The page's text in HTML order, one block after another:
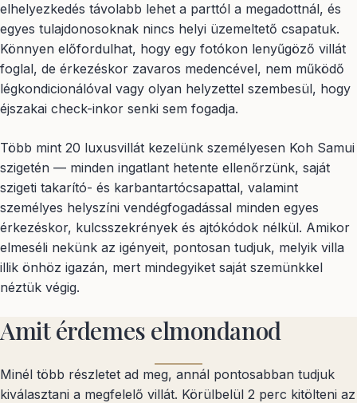
elhelyezkedés távolabb lehet a parttól a megadottnál, és
egyes tulajdonosoknak nincs helyi üzemeltető csapatuk.
Könnyen előfordulhat, hogy egy fotókon lenyűgöző villát
foglal, de érkezéskor zavaros medencével, nem működő
légkondicionálóval vagy olyan helyzettel szembesül, hogy
éjszakai check-inkor senki sem fogadja.
Több mint 20 luxusvillát kezelünk személyesen Koh Samui
szigetén — minden ingatlant hetente ellenőrzünk, saját
szigeti takarító- és karbantartócsapattal, valamint
személyes helyszíni vendégfogadással minden egyes
érkezéskor, kulcsszekrények és ajtókódok nélkül. Amikor
elmeséli nekünk az igényeit, pontosan tudjuk, melyik villa
illik önhöz igazán, mert mindegyiket saját szemünkkel
néztük végig.
Amit érdemes elmondanod
Minél több részletet ad meg, annál pontosabban tudjuk
kiválasztani a megfelelő villát. Körülbelül 2 perc kitölteni az